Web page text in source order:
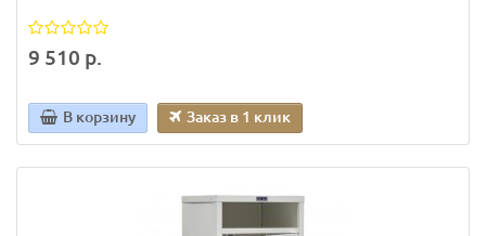
9 510 р.
В корзину Заказ в 1 клик